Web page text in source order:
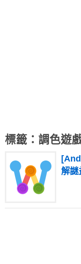
標籤：調色遊
解謎